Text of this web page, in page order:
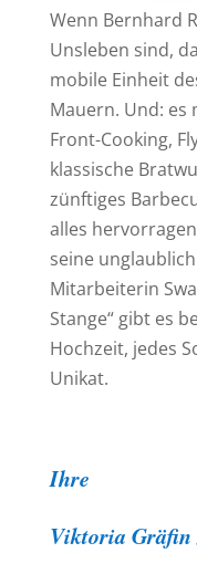
Wenn Bernhard
Unsleben sind,
mobile Einheit
Mauern. Und: es
Front-Cooking,
klassische
zünftiges
alles
seine
Mitarbeiterin
Stange“ gibt es
Hochzeit, jedes
Unikat.
Ihre
Viktoria Gräfin